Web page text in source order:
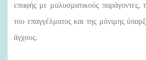
επαφής με μολυσματικούς παράγοντες,
του επαγγέλματος και της μόνιμης
άγχους.